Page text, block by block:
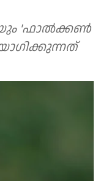
'ഫാൽക്കൺ